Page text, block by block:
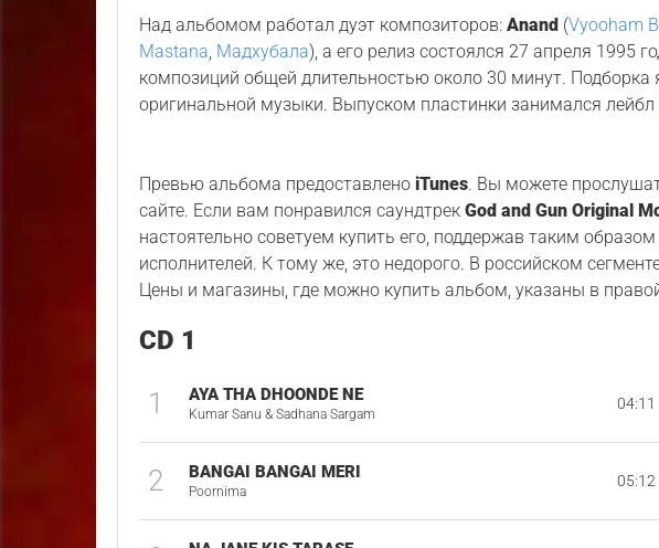
Над альбомом работал дуэт композиторов:Anand (Vyooham
Mastana, Мадхубала), а его релиз состоялся 27 апреля 1995
композиций общей длительностью около 30 минут. Подборка
оригинальной музыки. Выпуском пластинки занимался лейбл
Превью альбома предоставленоiTunes. Вы можете
сайте. Если вам понравился саундтрекGod and Gun Original
настоятельно советуем купить его, поддержав таким
исполнителей. К тому же, это недорого. В российском
Цены и магазины, где можно купить альбом, указаны в
CD 1
1 AYA THA DHOONDE NE
Kumar Sanu & Sadhana Sargam
04:11
2 BANGAI BANGAI MERI
Poornima
05:12